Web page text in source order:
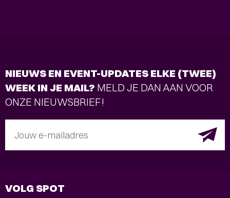
NIEUWS EN EVENT-UPDATES ELKE (TWEE)
WEEK IN JE MAIL? MELD JE DAN AAN VOOR
ONZE NIEUWSBRIEF!
Jouw e-mailadres
VOLG SPOT